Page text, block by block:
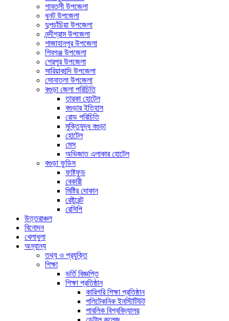
গাবতলী উপজেলা
ধুনট উপজেলা
দুপচাঁচিয়া উপজেলা
নন্দীগ্রাম উপজেলা
শাজাহানপুর উপজেলা
শিবগঞ্জ উপজেলা
শেরপুর উপজেলা
সারিয়াকান্দি উপজেলা
সোনাতলা উপজেলা
বগুড়া জেলা পরিচিতি
তারকা হোটেল
বগুড়ার ইতিহাস
রোড পরিচিতি
মুক্তিযুদ্ধ বগুড়া
হোটেল
মেস
অভিজাত এলাকার হোটেল
বগুড়া ফুডিস
ফাষ্টফুড
বেকারী
মিষ্টির দোকান
রেষ্টুরেন্ট
রেসিপি
উত্তরাঞ্চল
বিনোদন
খেলাধুলা
অন্যান্য
তথ্য ও প্রযুক্তি
শিক্ষা
ভর্তি বিজ্ঞপ্তি
শিক্ষা প্রতিষ্ঠান
কারিগরি শিক্ষা প্রতিষ্ঠান
পলিটেকনিক ইনস্টিটিউট
পাবলিক বিশ্ববিদ্যালয়